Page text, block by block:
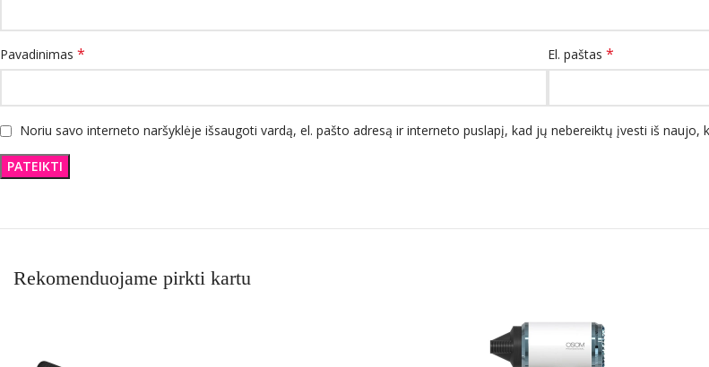
Pavadinimas * El. paštas *
Noriu savo interneto naršyklėje išsaugoti vardą, el. pašto adresą ir interneto puslapį, kad jų nebereiktų įvesti iš naujo,
Rekomenduojame pirkti kartu